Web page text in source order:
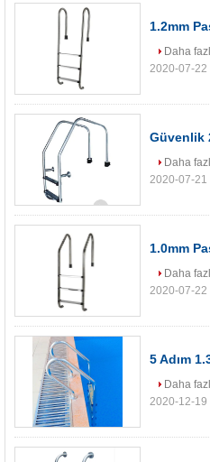
1.2mm
Daha
2020-07-22
Güvenlik
Daha
2020-07-21
1.0mm
Daha
2020-07-22
5 Adım
Daha
2020-12-19